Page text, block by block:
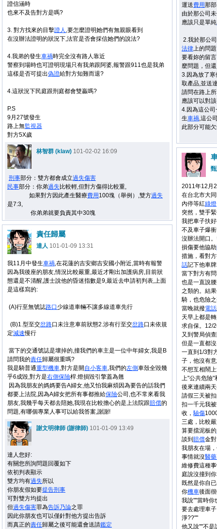
證信涵時
也來不及告對方是嗎?
3. 對方找來的目擊證人 ,要怎麼證明她們有無親眼看到
在沒辦法證明的狀況下,法官是否會採信她們的說法?
4.我弟的發生車禍時完全沒有路人靠近
警察到場時也可證明現場只有我弟跟阿婆,報警跟911也是我弟
這樣是否可提出偽證給對方知難而退?
4.這狀況下民庭跟刑庭都會雙贏嗎?
P.S
9月27號發生
路上無監視器
對方5X歲
林智群 (klaw) 101-02-02 16:09
刑事部分：雙方都會成立過失傷害
民事部分：你弟過失 比較輕,但對方傷得比較重,
如果對方因此產生醫療費用 100塊（舉例）,雙方過失
是7:3,
你弟弟就要負責其中30塊
運送費用那
由於那公司
應該只是單純
2.我於那公
法律上的問
要看妳的留
麼問題，但
3.因為放了
取產品,並送
請問在路上
應該可以對
4.因為這公
生車禍,這公
此部分可能
2011年12月
在台北市大
內停等紅綠燈
突然，雙手
我把車子扶
不及車子爆
沒辦法開口
損傷要他協助
措施，看對
話記下他車
當下對方有
也是一直說
之類的。結
騎，也危險
當晚就撥電話
天早上都是
求自保。12/
又到警局偵
但是一直都
一直到1/3對
子，他沒有
不想互相鬧
上"公共危險"
後來連續兩
請假三天被
扣一千元我
收，驗傷
三處，比較
算要擋泥板的
談到 賠償金
我朋友在場
事情就沒醫
維修費這種
庭說沒撞到
既然是你自
你機車後面
我說""當時你
要去處理車
淨??""
他又說""不是
責任歸屬
達人 101-01-09 13:31
我11月中發生車禍,在花蓮的吉安鄉吉安國小附近,當時有報警
因為我後座的朋友,情況比較嚴重,最近才剛出加護病房,目前狀
態還是不清醒,護士說他的昏迷指數是9,最近去申請初判表,上面
是這樣寫的:
(A)行至無號誌路口 少線道車輛不讓多線道車先行
(B)1.型至交岔路口未注意車前狀態2.涉有行至交岔路口未依規
定減速慢行
當下的交通號誌是壞掉的,撞我們的車主是一位中年婦女,我是B
請問我的責任歸屬很重嗎?
我是騎普通重型機車,對方是開自小客車,我們的左側車殼全毀幾
乎6成毀,對方是右側保險桿.燈損毀引擎蓋為翹
因為我朋友的媽媽要告A婦女,他又怕我麻煩因為要告的話我們
都要上法院,因為A婦女把所有事都推給保險公司,也不常來看我
朋友,我幾乎每天都去陪她,我現在比較擔心的是上法院跟賠償的
問題,有哪個專業人事可以給我答案,謝謝!
謝文明律師 (謝律師) 101-01-09 13:49
達人您好:
有關您所詢問題回覆如下
依初判表顯示
雙方均有過失所以
你朋友假如要提告刑事
可對雙方均提出
但過失傷害罪為告訴乃論之罪
因此你朋友也可以僅針對他方提出告訴
而真正的責任歸屬之後可能還會送請鑑定